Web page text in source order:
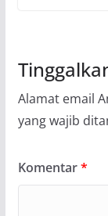
Alamat email
yang wajib
Komentar*